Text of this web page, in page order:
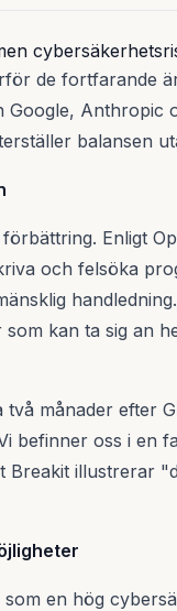
de fortfarande
Anthropic
balansen
Enligt
och felsöka
kan ta sig an
månader efter
befinner oss i en
Breakit illustrerar
en hög